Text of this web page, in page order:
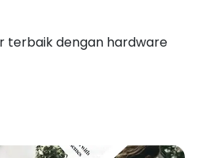
terbaik dengan hardware